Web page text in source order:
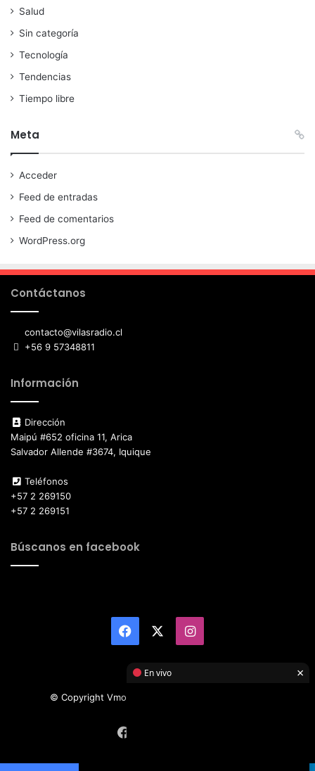
Salud
Sin categoría
Tecnología
Tendencias
Tiempo libre
Meta
Acceder
Feed de entradas
Feed de comentarios
WordPress.org
Contáctanos
contacto@vilasradio.cl
+56 9 57348811
Información
Dirección
Maipú #652 oficina 11, Arica
Salvador Allende #3674, Iquique
Teléfonos
+57 2 269150
+57 2 269151
Búscanos en facebook
Facebook Instagram
© Copyright Vmotor TI 2026, All Rights Reserved
En vivo ×